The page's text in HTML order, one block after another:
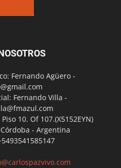
Fernando Agüero -
Fernando Villa -
10. Of 107.(X5152EYN)
- Argentina